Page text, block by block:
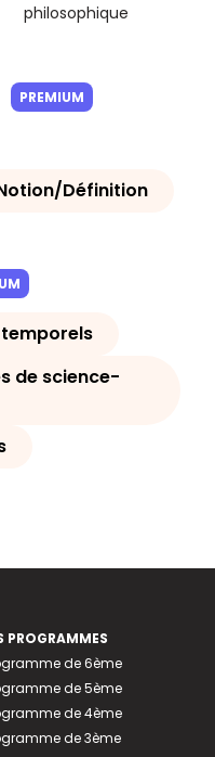
philosophique
PREMIUM
Définition
de science-
PROGRAMMES
de 6ème
de 5ème
de 4ème
de 3ème